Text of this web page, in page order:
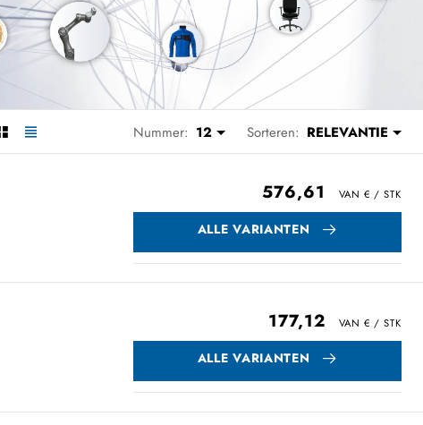
Nummer: 12 Sorteren: RELEVANTIE
576,61
ALLE VARIANTEN
177,12
ALLE VARIANTEN